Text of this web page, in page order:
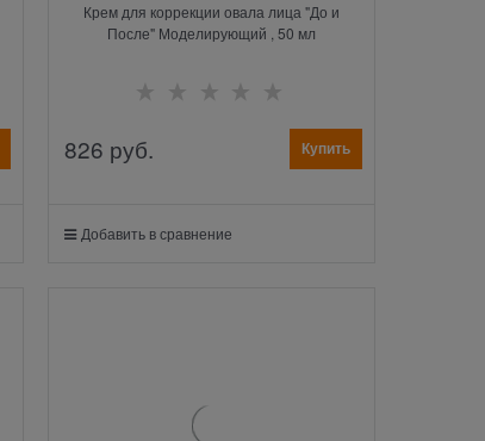
Крем для коррекции овала лица "До и
После" Моделирующий , 50 мл
826 руб. Купить
Добавить в сравнение